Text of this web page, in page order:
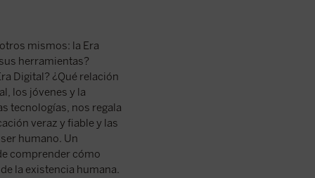
mismos: la Era
herramientas?
Digital? ¿Qué relación
los jóvenes y la
tecnologías, nos regala
veraz y fiable y las
humano. Un
comprender cómo
la existencia humana.